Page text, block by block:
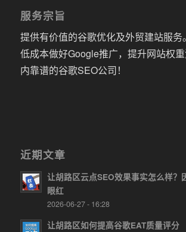
服务宗旨
提供有价值的谷歌优化及外贸建站服务
低成本做好Google推广，提升网站权
内靠谱的谷歌SEO公司！
近期文章
让胡路区云点SEO效果事实怎么样？
眼红
2026-06-27 - 16:28
让胡路区如何提高谷歌EAT质量评分